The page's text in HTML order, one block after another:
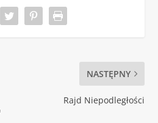
NASTĘPNY
Rajd Niepodległości